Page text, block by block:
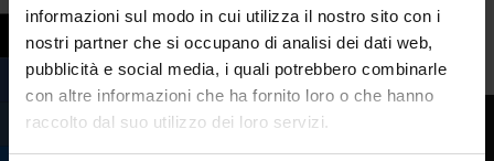
informazioni sul modo in cui utilizza il nostro sito con i
nostri partner che si occupano di analisi dei dati web,
pubblicità e social media, i quali potrebbero combinarle
con altre informazioni che ha fornito loro o che hanno
raccolto dal suo utilizzo dei loro servizi.
A...